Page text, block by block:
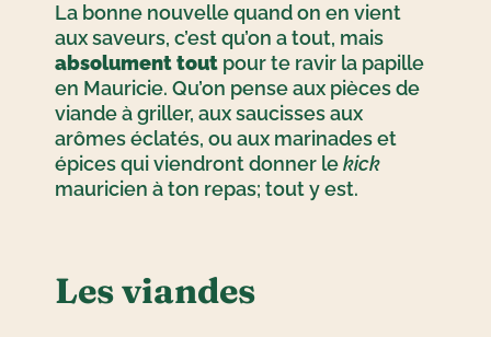
La bonne nouvelle quand on en vient
aux saveurs, c’est qu’on a tout, mais
absolument tout pour te ravir la papille
en Mauricie. Qu’on pense aux pièces de
viande à griller, aux saucisses aux
arômes éclatés, ou aux marinades et
épices qui viendront donner lekick
mauricien à ton repas; tout y est.
Les viandes